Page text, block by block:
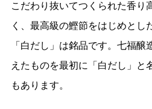
こだわり抜いてつくられた香り
く、最高級の鰹節をはじめとし
「白だし」は銘品です。七福醸
えたものを最初に「白だし」と
もあります。